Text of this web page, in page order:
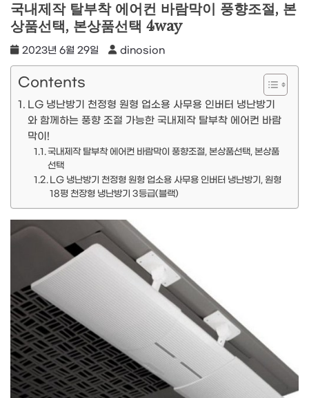
국내제작 탈부착 에어컨 바람막이 풍향조절, 본
상품선택, 본상품선택 4way
2023년 6월 29일 dinosion
Contents
LG 냉난방기 천정형 원형 업소용 사무용 인버터 냉난방기
와 함께하는 풍향 조절 가능한 국내제작 탈부착 에어컨 바람
막이!
국내제작 탈부착 에어컨 바람막이 풍향조절, 본상품선택, 본상품
선택
LG 냉난방기 천정형 원형 업소용 사무용 인버터 냉난방기, 원형
18평 천장형 냉난방기 3등급(블랙)